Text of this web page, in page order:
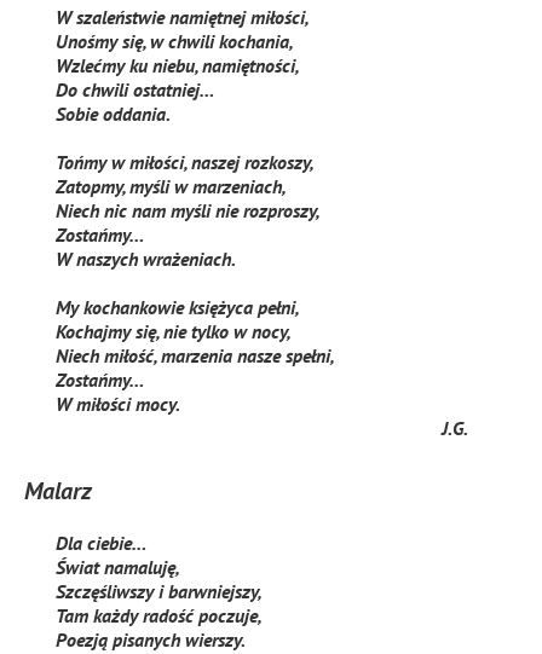
W szaleństwie namiętnej miłości,
Unośmy się, w chwili kochania,
Wzlećmy ku niebu, namiętności,
Do chwili ostatniej…
Sobie oddania.
Tońmy w miłości, naszej rozkoszy,
Zatopmy, myśli w marzeniach,
Niech nic nam myśli nie rozproszy,
Zostańmy…
W naszych wrażeniach.
My kochankowie księżyca pełni,
Kochajmy się, nie tylko w nocy,
Niech miłość, marzenia nasze spełni,
Zostańmy…
W miłości mocy.
J.G.
Malarz
Dla ciebie…
Świat namaluję,
Szczęśliwszy i barwniejszy,
Tam każdy radość poczuje,
Poezją pisanych wierszy.